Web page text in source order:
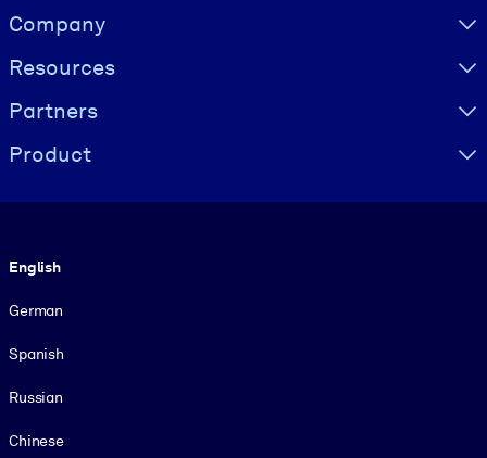
Visually hidden Text
Company
Resources
Partners
Product
English
German
Spanish
Russian
Chinese